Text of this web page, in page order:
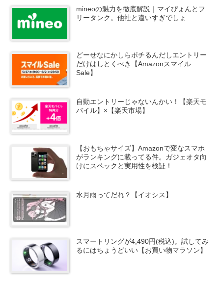
mineoの魅力を徹底解説｜マイぴょんとフ
リータンク。他社と違いすぎでしょ
どーせなにかしらポチるんだしエントリー
だけはしとくべき【Amazonスマイル
Sale】
自動エントリーじゃないんかい！【楽天モ
バイル】×【楽天市場】
【おもちゃサイズ】Amazonで変なスマホ
がランキングに載ってる件。ガジェオタ向
けにスペックと実用性を検証！
水月雨ってだれ？【イオシス】
スマートリングが4,490円(税込)。試してみ
るにはちょうどいい【お買い物マラソン】